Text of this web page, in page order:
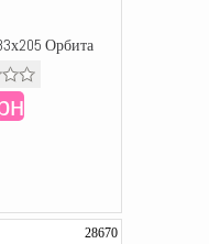
Орбита
28670